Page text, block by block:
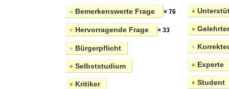
● Bemerkenswerte Frage × 76
● Hervorragende Frage × 33
● Bürgerpflicht
● Selbststudium
● Kritiker
●
● Gelehrter
●
● Experte
● Student